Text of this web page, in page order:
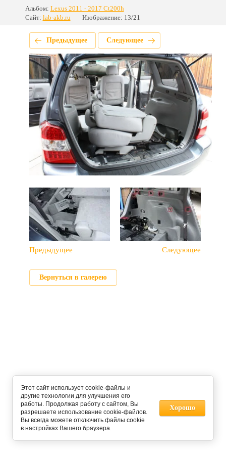
Альбом: Lexus 2011 - 2017 Ct200h
Сайт: lab-akb.ru Изображение: 13/21
Предыдущее Следующее
Предыдущее Следующее
Вернуться в галерею
Этот сайт использует cookie-файлы и
другие технологии для улучшения его
работы. Продолжая работу с сайтом, Вы
разрешаете использование cookie-файлов.
Вы всегда можете отключить файлы cookie
в настройках Вашего браузера.
Хорошо